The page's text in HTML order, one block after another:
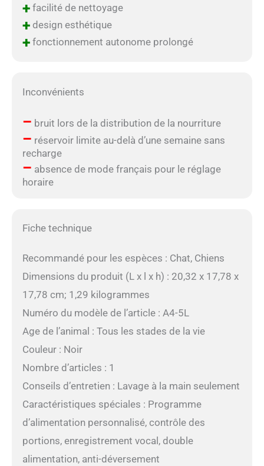
+facilité de nettoyage
+design esthétique
+fonctionnement autonome prolongé
Inconvénients
– bruit lors de la distribution de la nourriture
– réservoir limite au-delà d’une semaine sans
recharge
– absence de mode français pour le réglage
horaire
Fiche technique
Recommandé pour les espèces : Chat, Chiens
Dimensions du produit (L x l x h) : 20,32 x 17,78 x
17,78 cm; 1,29 kilogrammes
Numéro du modèle de l’article : A4-5L
Age de l’animal : Tous les stades de la vie
Couleur : Noir
Nombre d’articles : 1
Conseils d’entretien : Lavage à la main seulement
Caractéristiques spéciales : Programme
d’alimentation personnalisé, contrôle des
portions, enregistrement vocal, double
alimentation, anti-déversement